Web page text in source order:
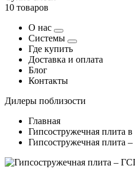
10 товаров
О нас
Системы
Где купить
Доставка и оплата
Блог
Контакты
Дилеры поблизости
Главная
Гипсостружечная плита
Гипсостружечная плита